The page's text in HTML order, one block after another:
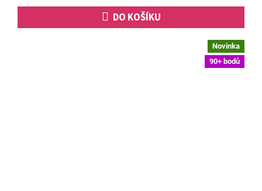
DO KOŠÍKU
Novinka
90+ bodů